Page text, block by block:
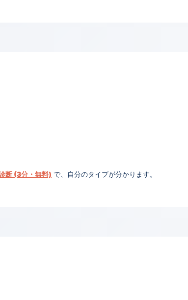
断 (3分・無料) で、自分のタイプが分かります。